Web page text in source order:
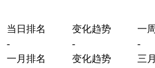
当日排名 变化趋势 一
-
- -
一月排名
变化趋势 三